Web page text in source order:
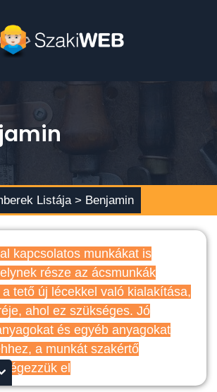
Listája > Benjamin
kapcsolatos munkákat is
része az ácsmunkák
tető új lécekkel való kialakítása,
ahol ez szükséges. Jó
és egyéb anyagokat
a munkát szakértő
el